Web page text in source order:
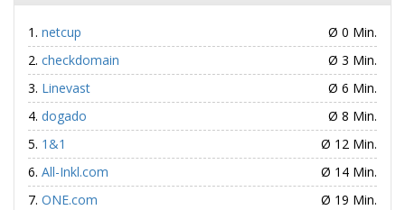
netcup
Ø 0 Min.
checkdomain
Ø 3 Min.
Linevast
Ø 6 Min.
dogado
Ø 8 Min.
1&1
Ø 12 Min.
All-Inkl.com
Ø 14 Min.
ONE.com
Ø 19 Min.